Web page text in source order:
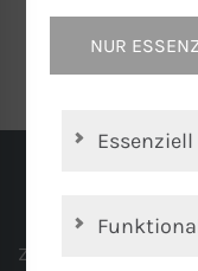
Zertifizierung
NUR
Essenziell